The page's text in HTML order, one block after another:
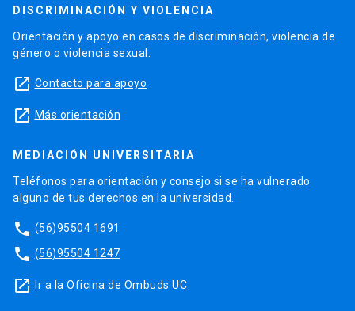
DISCRIMINACIÓN Y VIOLENCIA
Orientación y apoyo en casos de discriminación, violencia de
género o violencia sexual.
launch Contacto para apoyo
launch Más orientación
MEDIACIÓN UNIVERSITARIA
Teléfonos para orientación y consejo si se ha vulnerado
alguno de tus derechos en la universidad.
phone (56)95504 1691
phone (56)95504 1247
launch Ir a la Oficina de Ombuds UC